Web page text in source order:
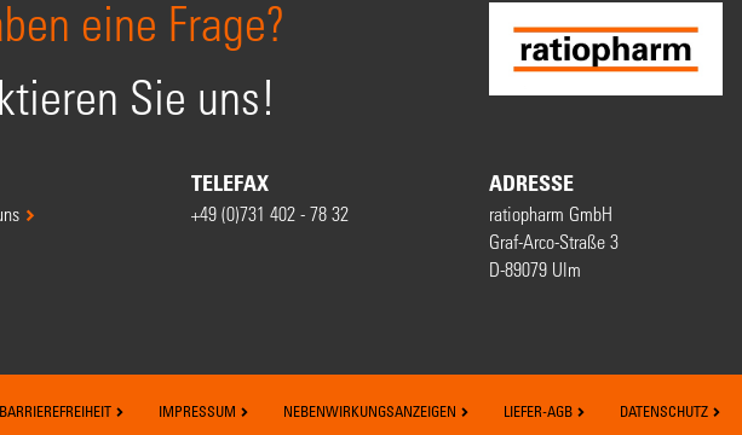
eine Frage?
Sie uns!
TELEFAX
+49 (0)731 402 - 78 32
ADRESSE
ratiopharm GmbH
Graf-Arco-Straße 3
D-89079 Ulm
IMPRESSUM NEBENWIRKUNGSANZEIGEN LIEFER-AGB DATENSCHUTZ